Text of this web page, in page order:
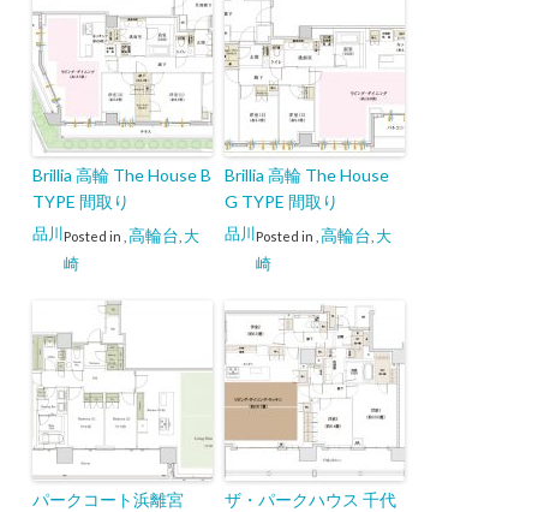
Brillia 高輪 The House B
TYPE 間取り
Posted in
品川 高輪台 大
崎
Brillia 高輪 The House
G TYPE 間取り
Posted in
品川 高輪台 大
崎
パークコート浜離宮
ザ・パークハウス 千代